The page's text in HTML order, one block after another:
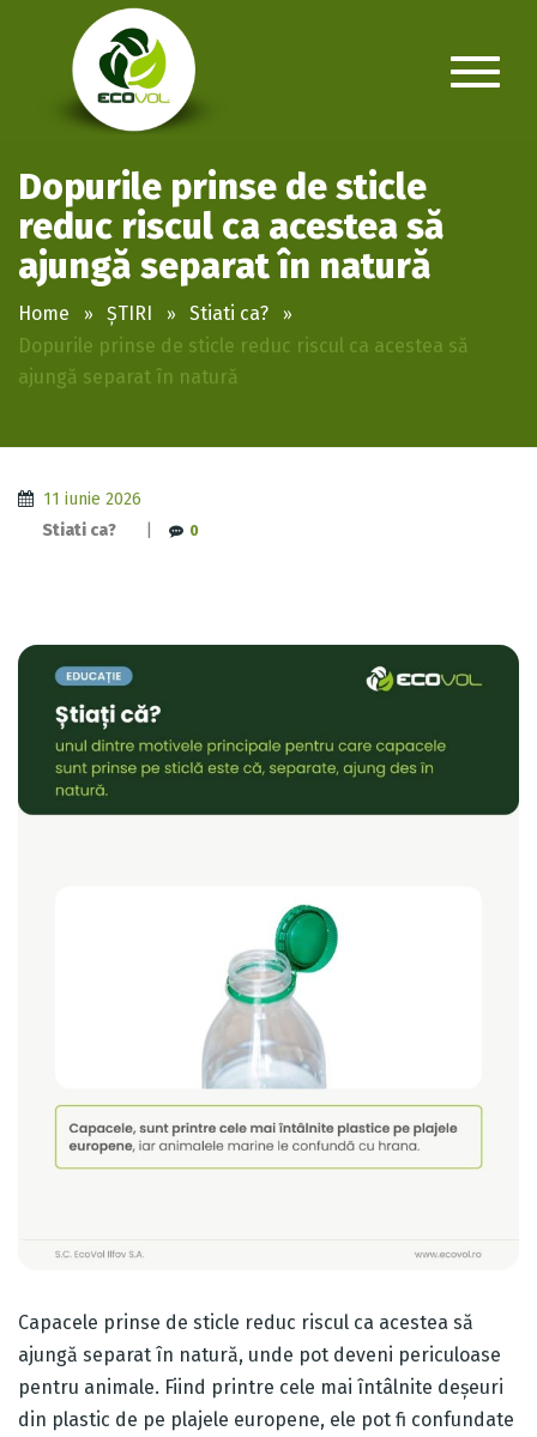
Dopurile prinse de sticle
reduc riscul ca acestea să
ajungă separat în natură
Home ȘTIRI
Stiati ca?
Dopurile prinse de sticle reduc riscul ca acestea să
ajungă separat în natură
11 iunie 2026
Stiati ca?
0
Capacele prinse de sticle reduc riscul ca acestea să
ajungă separat în natură, unde pot deveni periculoase
pentru animale. Fiind printre cele mai întâlnite deșeuri
din plastic de pe plajele europene, ele pot fi confundate